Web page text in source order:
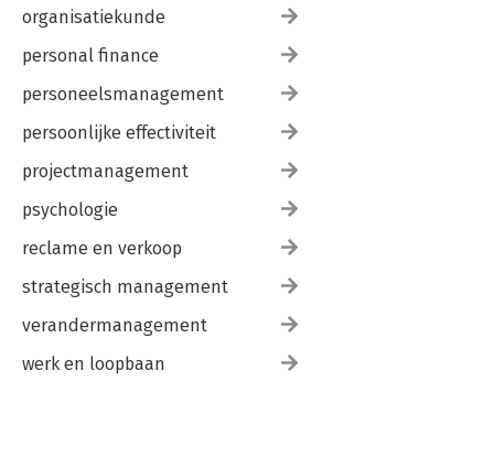
organisatiekunde
personal finance
personeelsmanagement
persoonlijke effectiviteit
projectmanagement
psychologie
reclame en verkoop
strategisch management
verandermanagement
werk en loopbaan